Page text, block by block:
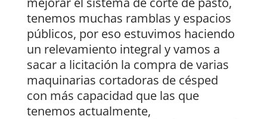
tenemos muchas ramblas y espacios
públicos, por eso estuvimos haciendo
un relevamiento integral y vamos a
sacar a licitación la compra de varias
maquinarias cortadoras de césped
con más capacidad que las que
tenemos actualmente,